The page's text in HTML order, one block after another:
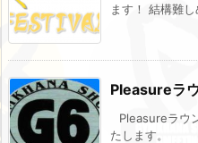
ます！ 結構難
Pleasureラ
Pleasureラウ
たします。